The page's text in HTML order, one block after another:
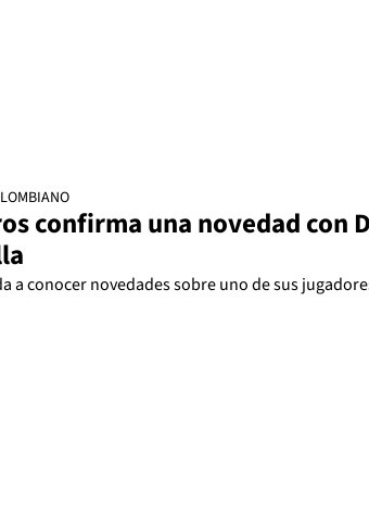
confirma una novedad con
a conocer novedades sobre uno de sus